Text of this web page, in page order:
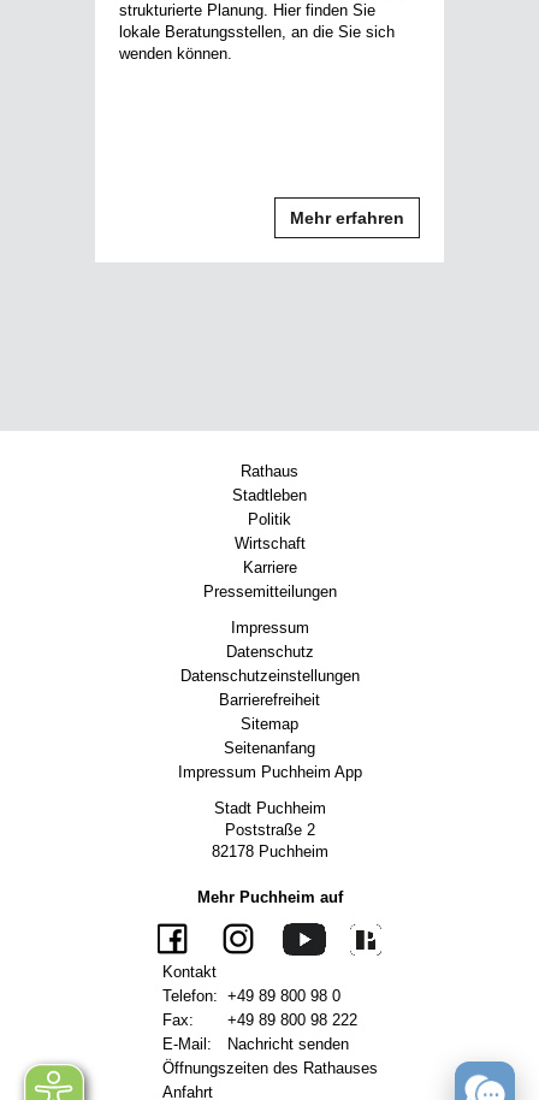
strukturierte Planung. Hier finden Sie
lokale Beratungsstellen, an die Sie sich
wenden können.
Mehr erfahren
Rathaus
Stadtleben
Politik
Wirtschaft
Karriere
Pressemitteilungen
Impressum
Datenschutz
Datenschutzeinstellungen
Barrierefreiheit
Sitemap
Seitenanfang
Impressum Puchheim App
Stadt Puchheim
Poststraße 2
82178 Puchheim
Mehr Puchheim auf
Kontakt
Telefon: +49 89 800 98 0
Fax:
+49 89 800 98 222
E-Mail:
Nachricht senden
Öffnungszeiten des Rathauses
Anfahrt